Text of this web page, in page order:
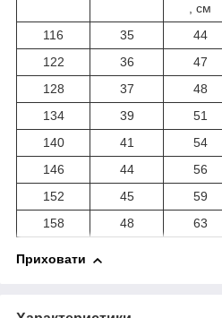
, см
116 35 44
122
36 47
128
37 48
134
39 51
140
41 54
146
44 56
152
45 59
158
48 63
Приховати